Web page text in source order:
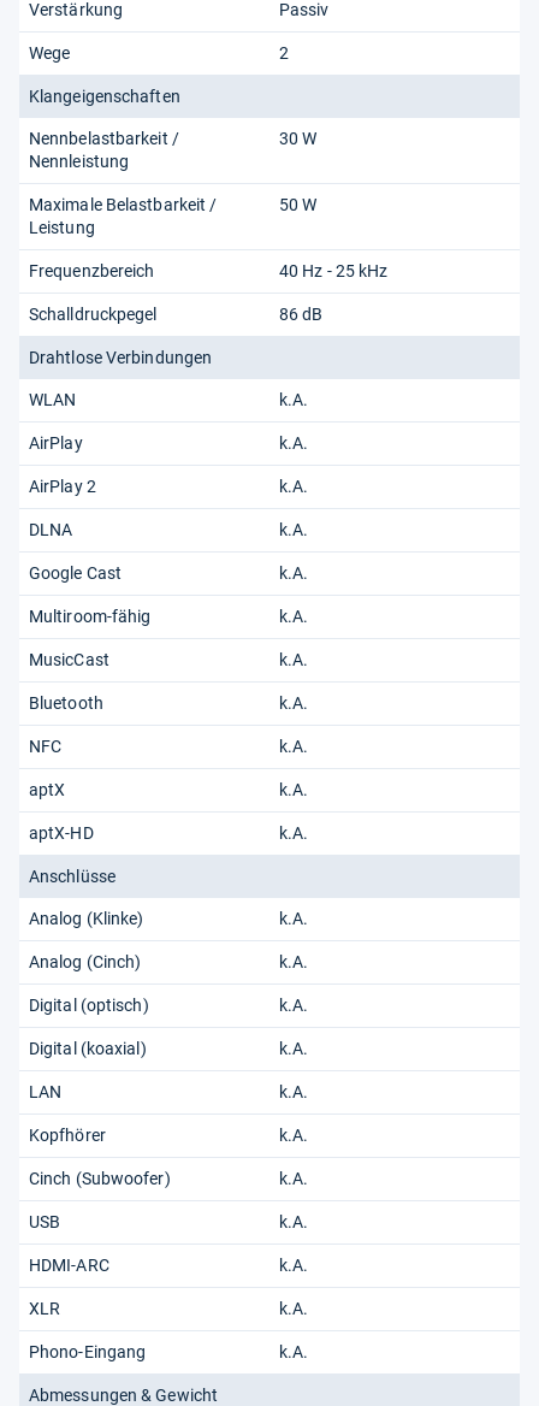
Verstärkung Passiv
Wege 2
Klangeigenschaften
Nennbelastbarkeit /
Nennleistung
30 W
Maximale Belastbarkeit /
Leistung
50 W
Frequenzbereich 40 Hz - 25 kHz
Schalldruckpegel 86 dB
Drahtlose Verbindungen
WLAN k.A.
AirPlay k.A.
AirPlay 2 k.A.
DLNA k.A.
Google Cast k.A.
Multiroom-fähig k.A.
MusicCast k.A.
Bluetooth k.A.
NFC k.A.
aptX k.A.
aptX-HD k.A.
Anschlüsse
Analog (Klinke) k.A.
Analog (Cinch) k.A.
Digital (optisch) k.A.
Digital (koaxial) k.A.
LAN k.A.
Kopfhörer k.A.
Cinch (Subwoofer) k.A.
USB k.A.
HDMI-ARC k.A.
XLR k.A.
Phono-Eingang k.A.
Abmessungen & Gewicht